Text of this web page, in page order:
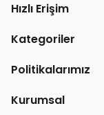
Hızlı Erişim
Kategoriler
Politikalarımız
Kurumsal